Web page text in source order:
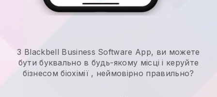
З Blackbell Business Software App, ви можете
бути буквально в будь-якому місці і керуйте
бізнесом біохімії, неймовірно правильно?